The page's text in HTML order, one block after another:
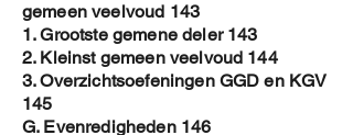
gemeen veelvoud 143
1. Grootste gemene deler 143
2. Kleinst gemeen veelvoud 144
3. Overzichtsoefeningen GGD en KGV
145
G. Evenredigheden 146